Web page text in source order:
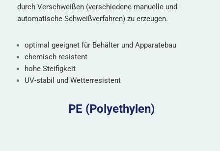
durch Verschweißen (verschiedene manuelle und
automatische Schweißverfahren) zu erzeugen.
optimal geeignet für Behälter und Apparatebau
chemisch resistent
hohe Steifigkeit
UV-stabil und Wetterresistent
PE (Polyethylen)